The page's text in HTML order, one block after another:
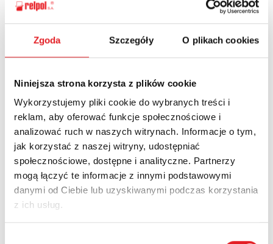
Zgoda Szczegóły O plikach cookies
Niniejsza strona korzysta z plików cookie
Wykorzystujemy pliki cookie do wybranych treści i
reklam, aby oferować funkcje społecznościowe i
analizować ruch w naszych witrynach. Informacje o tym,
jak korzystać z naszej witryny, udostępniać
społecznościowe, dostępne i analityczne. Partnerzy
mogą łączyć te informacje z innymi podstawowymi
danymi od Ciebie lub uzyskiwanymi podczas korzystania
z ich usług.
POWRÓT
Zapytaj o szczegóły oferty
Imię i nazwisko: *
Adres e-mail: *